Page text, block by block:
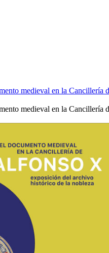
medieval en la Cancillería
medieval en la Cancillería